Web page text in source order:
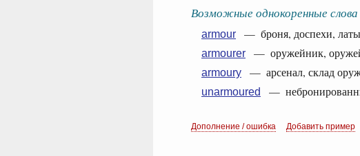
Возможные однокоренные слова
armour — броня, доспехи,
armourer — оружейник,
armoury — арсенал, склад
unarmoured —
Дополнение / ошибка Добавить пример